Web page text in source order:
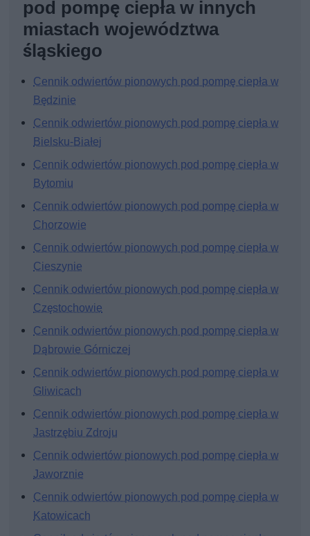
pod pompę ciepła w innych
miastach województwa
śląskiego
Cennik odwiertów pionowych pod pompę ciepła w
Będzinie
Cennik odwiertów pionowych pod pompę ciepła w
Bielsku-Białej
Cennik odwiertów pionowych pod pompę ciepła w
Bytomiu
Cennik odwiertów pionowych pod pompę ciepła w
Chorzowie
Cennik odwiertów pionowych pod pompę ciepła w
Cieszynie
Cennik odwiertów pionowych pod pompę ciepła w
Częstochowie
Cennik odwiertów pionowych pod pompę ciepła w
Dąbrowie Górniczej
Cennik odwiertów pionowych pod pompę ciepła w
Gliwicach
Cennik odwiertów pionowych pod pompę ciepła w
Jastrzębiu Zdroju
Cennik odwiertów pionowych pod pompę ciepła w
Jaworznie
Cennik odwiertów pionowych pod pompę ciepła w
Katowicach